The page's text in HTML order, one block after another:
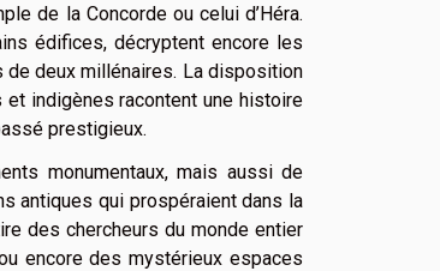
de la Concorde ou celui d’Héra.
édifices, décryptent encore les
deux millénaires. La disposition
indigènes racontent une histoire
prestigieux.
monumentaux, mais aussi de
antiques qui prospéraient dans la
des chercheurs du monde entier
encore des mystérieux espaces